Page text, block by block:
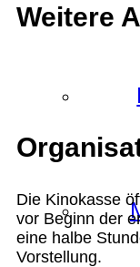
Weitere
Die Kinokasse
vor Beginn der
eine halbe
Vorstellung.